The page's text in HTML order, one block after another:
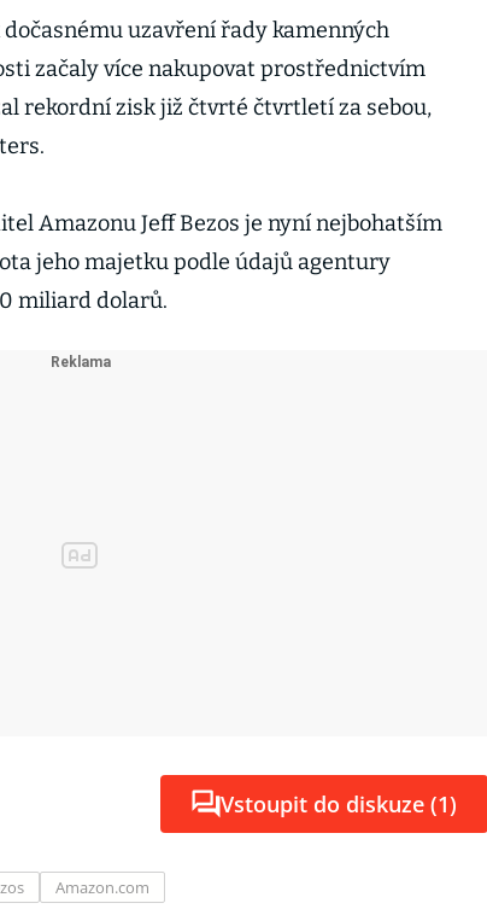
uzavření řady kamenných
začaly více nakupovat prostřednictvím
rekordní zisk již čtvrté čtvrtletí za sebou,
Amazonu Jeff Bezos je nyní nejbohatším
jeho majetku podle údajů agentury
miliard dolarů.
Vstoupit do diskuze (1)
Amazon.com